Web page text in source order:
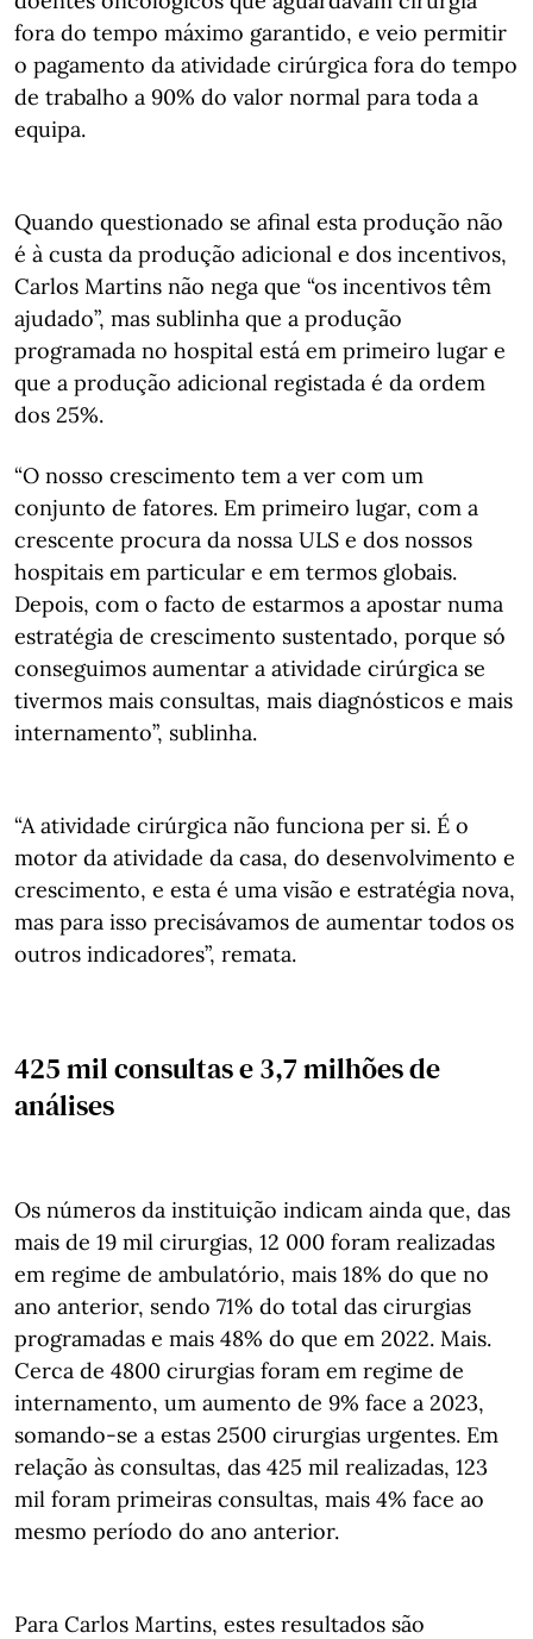
fora do tempo máximo garantido, e veio permitir
o pagamento da atividade cirúrgica fora do tempo
de trabalho a 90% do valor normal para toda a
equipa.
Quando questionado se afinal esta produção não
é à custa da produção adicional e dos incentivos,
Carlos Martins não nega que “os incentivos têm
ajudado”, mas sublinha que a produção
programada no hospital está em primeiro lugar e
que a produção adicional registada é da ordem
dos 25%.
“O nosso crescimento tem a ver com um
conjunto de fatores. Em primeiro lugar, com a
crescente procura da nossa ULS e dos nossos
hospitais em particular e em termos globais.
Depois, com o facto de estarmos a apostar numa
estratégia de crescimento sustentado, porque só
conseguimos aumentar a atividade cirúrgica se
tivermos mais consultas, mais diagnósticos e mais
internamento”, sublinha.
“A atividade cirúrgica não funciona per si. É o
motor da atividade da casa, do desenvolvimento e
crescimento, e esta é uma visão e estratégia nova,
mas para isso precisávamos de aumentar todos os
outros indicadores”, remata.
425 mil consultas e 3,7 milhões de
análises
Os números da instituição indicam ainda que, das
mais de 19 mil cirurgias, 12 000 foram realizadas
em regime de ambulatório, mais 18% do que no
ano anterior, sendo 71% do total das cirurgias
programadas e mais 48% do que em 2022. Mais.
Cerca de 4800 cirurgias foram em regime de
internamento, um aumento de 9% face a 2023,
somando-se a estas 2500 cirurgias urgentes. Em
relação às consultas, das 425 mil realizadas, 123
mil foram primeiras consultas, mais 4% face ao
mesmo período do ano anterior.
Para Carlos Martins, estes resultados são